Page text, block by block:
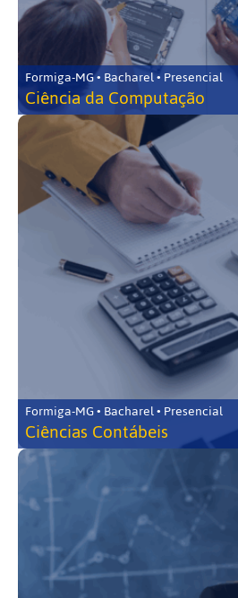
Formiga-MG • Bacharel • Presencial
Ciência da Computação
Formiga-MG • Bacharel • Presencial
Ciências Contábeis